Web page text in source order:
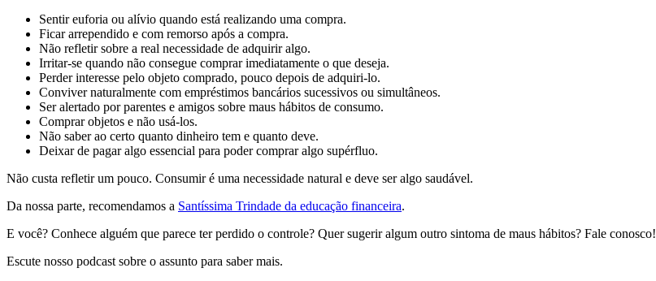
Sentir euforia ou alívio quando está realizando uma compra.
Ficar arrependido e com remorso após a compra.
Não refletir sobre a real necessidade de adquirir algo.
Irritar-se quando não consegue comprar imediatamente o que deseja.
Perder interesse pelo objeto comprado, pouco depois de adquiri-lo.
Conviver naturalmente com empréstimos bancários sucessivos ou simultâneos.
Ser alertado por parentes e amigos sobre maus hábitos de consumo.
Comprar objetos e não usá-los.
Não saber ao certo quanto dinheiro tem e quanto deve.
Deixar de pagar algo essencial para poder comprar algo supérfluo.
Não custa refletir um pouco. Consumir é uma necessidade natural e deve ser algo saudável.
Da nossa parte, recomendamos a Santíssima Trindade da educação financeira.
E você? Conhece alguém que parece ter perdido o controle? Quer sugerir algum outro sintoma de maus hábitos? Fale conosco!
Escute nosso podcast sobre o assunto para saber mais.